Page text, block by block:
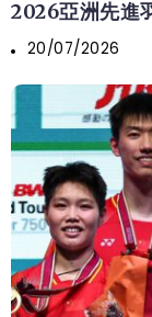
2026亞洲先進
20/07/2026